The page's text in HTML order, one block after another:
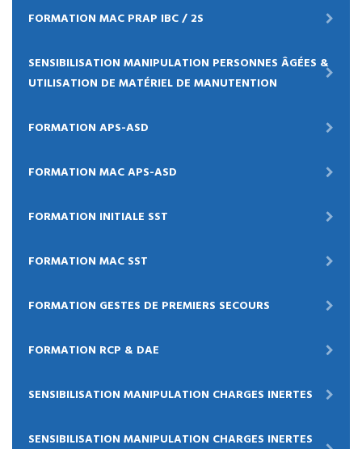
FORMATION MAC PRAP IBC / 2S
SENSIBILISATION MANIPULATION PERSONNES ÂGÉES &
UTILISATION DE MATÉRIEL DE MANUTENTION
FORMATION APS-ASD
FORMATION MAC APS-ASD
FORMATION INITIALE SST
FORMATION MAC SST
FORMATION GESTES DE PREMIERS SECOURS
FORMATION RCP & DAE
SENSIBILISATION MANIPULATION CHARGES INERTES
SENSIBILISATION MANIPULATION CHARGES INERTES